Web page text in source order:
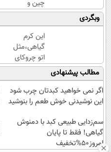
چین و
چروک
با کرم
آلمانی۴۰٪تخفیف
وبگردی
این کرم
گیاهی،مثل
اتو چروکای
پوستتوصاف
میکنه!50%تخفیف
مطالب پیشنهادی
اگر نمی خواهید کبدتان چرب شود
این نوشیدنی خوش طعم را بنوشید
سم‌زدایی طبیعی کبد با دمنوش
گیاهی! فقط تا پایان
امروز50%تخفیف